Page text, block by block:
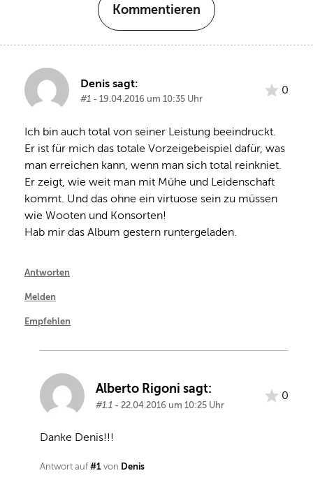
Kommentieren
Denis sagt:
#1 - 19.04.2016 um 10:35 Uhr
0
Ich bin auch total von seiner Leistung beeindruckt.
Er ist für mich das totale Vorzeigebeispiel dafür, was
man erreichen kann, wenn man sich total reinkniet.
Er zeigt, wie weit man mit Mühe und Leidenschaft
kommt. Und das ohne ein virtuose sein zu müssen
wie Wooten und Konsorten!
Hab mir das Album gestern runtergeladen.
Antworten
Melden
Empfehlen
Alberto Rigoni sagt:
#1.1 - 22.04.2016 um 10:25 Uhr
0
Danke Denis!!!
Antwort auf#1 von Denis